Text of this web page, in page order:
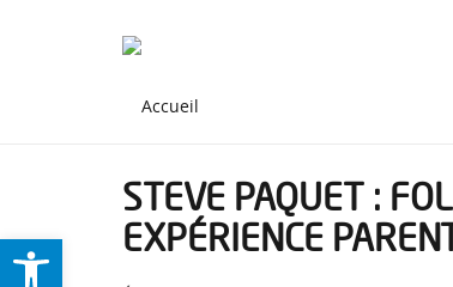
STEVE PAQUET :
EXPÉRIENCE
Ouvrir la barre d’outils